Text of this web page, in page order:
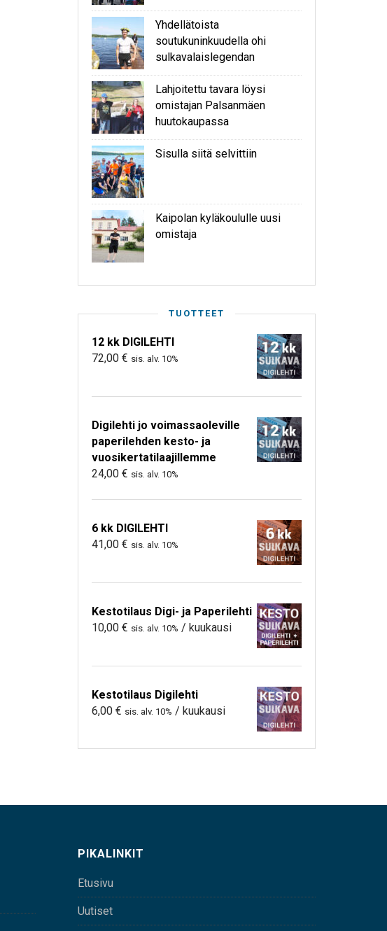
Yhdellätoista
soutukuninkuudella ohi
sulkavalaislegendan
Lahjoitettu tavara löysi
omistajan Palsanmäen
huutokaupassa
Sisulla siitä selvittiin
Kaipolan kyläkoululle uusi
omistaja
TUOTTEET
12 kk DIGILEHTI
72,00 € sis. alv. 10%
Digilehti jo voimassaoleville
paperilehden kesto- ja
vuosikertatilaajillemme
24,00 € sis. alv. 10%
6 kk DIGILEHTI
41,00 € sis. alv. 10%
Kestotilaus Digi- ja Paperilehti
10,00 € sis. alv. 10% / kuukausi
Kestotilaus Digilehti
6,00 € sis. alv. 10% / kuukausi
PIKALINKIT
Etusivu
Uutiset